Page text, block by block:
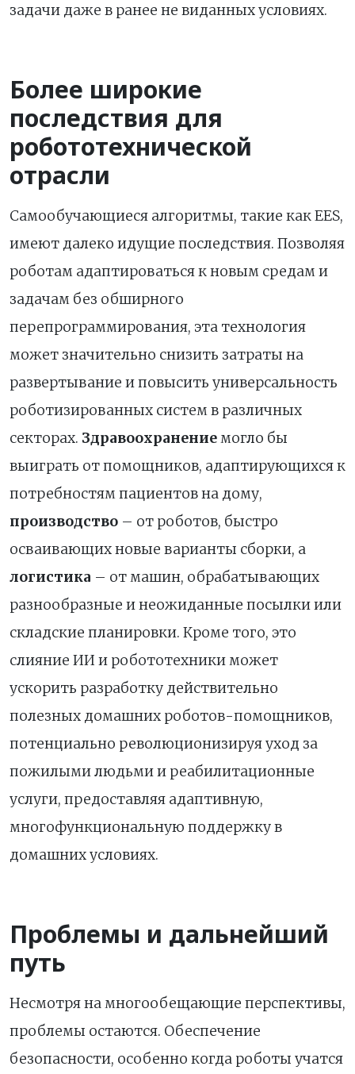
задачи даже в ранее не виданных условиях.
Более широкие
последствия для
робототехнической
отрасли
Самообучающиеся алгоритмы, такие как EES,
имеют далеко идущие последствия. Позволяя
роботам адаптироваться к новым средам и
задачам без обширного
перепрограммирования, эта технология
может значительно снизить затраты на
развертывание и повысить универсальность
роботизированных систем в различных
секторах. Здравоохранениемогло бы
выиграть от помощников, адаптирующихся к
потребностям пациентов на дому,
производство – от роботов, быстро
осваивающих новые варианты сборки, а
логистика – от машин, обрабатывающих
разнообразные и неожиданные посылки или
складские планировки. Кроме того, это
слияние ИИ и робототехники может
ускорить разработку действительно
полезных домашних роботов-помощников,
потенциально революционизируя уход за
пожилыми людьми и реабилитационные
услуги, предоставляя адаптивную,
многофункциональную поддержку в
домашних условиях.
Проблемы и дальнейший
путь
Несмотря на многообещающие перспективы,
проблемы остаются. Обеспечение
безопасности, особенно когда роботы учатся